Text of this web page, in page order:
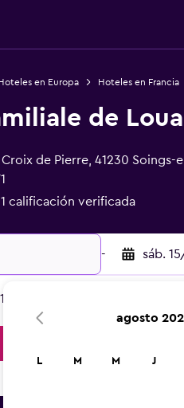
en Europa Hoteles en Francia
de
Croix de Pierre, 41230
1 calificación verificada
- sáb.
habitación
agosto
L M M J